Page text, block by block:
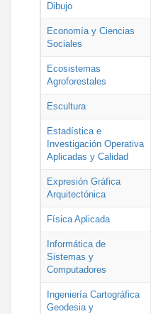
Dibujo
Economía y Ciencias
Sociales
Ecosistemas
Agroforestales
Escultura
Estadística e
Investigación Operativa
Aplicadas y Calidad
Expresión Gráfica
Arquitectónica
Física Aplicada
Informática de
Sistemas y
Computadores
Ingeniería Cartográfica
Geodesia y